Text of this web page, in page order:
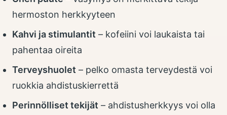
hermoston herkkyyteen
Kahvi ja stimulantit – kofeiini voi laukaista tai
pahentaa oireita
Terveyshuolet – pelko omasta terveydestä voi
ruokkia ahdistuskierrettä
Perinnölliset tekijät – ahdistusherkkyys voi olla